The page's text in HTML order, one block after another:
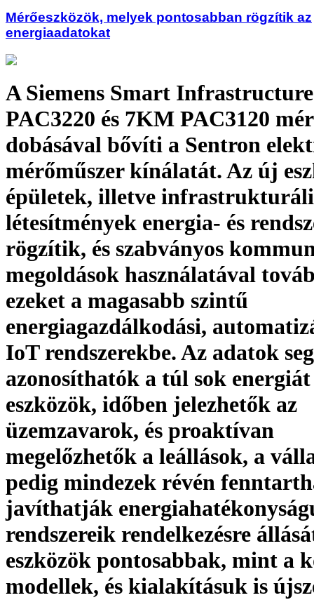
Mérőeszközök, melyek pontosabban rögzítik az
energiaadatokat
A Siemens Smart
PAC3220 és 7KM PAC3120
dobásával bővíti a Sentron
mérőműszer kínálatát. Az új
épületek, illetve
létesítmények energia- és
rögzítik, és szabványos
megoldások használatával
ezeket a magasabb szintű
energiagazdálkodási,
IoT rendszerekbe. Az adatok
azonosíthatók a túl sok
eszközök, időben jelezhetők az
üzemzavarok, és proaktívan
megelőzhetők a leállások, a
pedig mindezek révén
javíthatják
rendszereik rendelkezésre
eszközök pontosabbak, mint a
modellek, és kialakításuk is